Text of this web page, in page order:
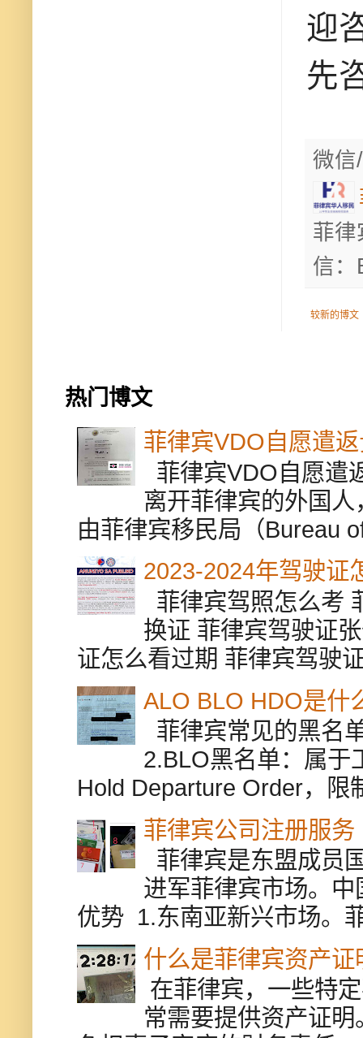
迎
先
微
菲律
信：
较新的博文
热门博文
菲律宾VDO自愿遣
菲律宾VDO自愿遣
离开菲律宾的外国
由菲律宾移民局（Bureau
2023-2024年驾驶证
菲律宾驾照怎么考
换证 菲律宾驾驶证
证怎么看过期 菲律宾驾驶
ALO BLO HDO是什
菲律宾常见的黑名
2.BLO黑名单：属于
Hold Departure Order，限
菲律宾公司注册服务
菲律宾是东盟成员
进军菲律宾市场。
优势 1.东南亚新兴市场。
什么是菲律宾资产证
在菲律宾，一些特
常需要提供资产证